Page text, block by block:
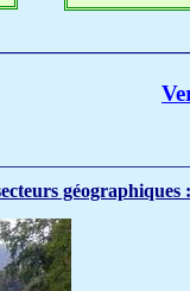
géographiques :